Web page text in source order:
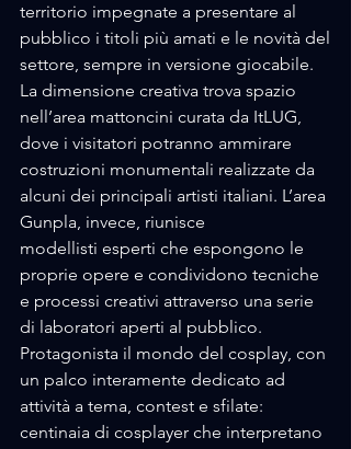
territorio impegnate a presentare al
pubblico i titoli più amati e le novità del
settore, sempre in versione giocabile.
La dimensione creativa trova spazio
nell’area mattoncini curata da ItLUG,
dove i visitatori potranno ammirare
costruzioni monumentali realizzate da
alcuni dei principali artisti italiani. L’area
Gunpla, invece, riunisce
modellisti esperti che espongono le
proprie opere e condividono tecniche
e processi creativi attraverso una serie
di laboratori aperti al pubblico.
Protagonista il mondo del cosplay, con
un palco interamente dedicato ad
attività a tema, contest e sfilate:
centinaia di cosplayer che interpretano